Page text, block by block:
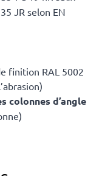
JR selon EN
finition RAL 5002
colonnes d’angle